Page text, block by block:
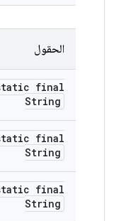
الحقول
final
String
final
String
final
String